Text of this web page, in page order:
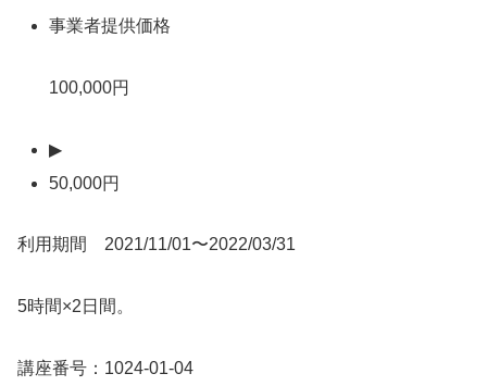
事業者提供価格
100,000円
▶
50,000円
利用期間 2021/11/01〜2022/03/31
5時間×2日間。
講座番号：1024-01-04